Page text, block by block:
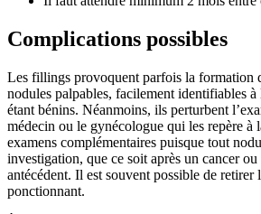
Complications possibles
Les fillings provoquent parfois la formation
nodules palpables, facilement identifiables à
étant bénins. Néanmoins, ils perturbent
médecin ou le gynécologue qui les repère à
examens complémentaires puisque tout
investigation, que ce soit après un cancer ou
antécédent. Il est souvent possible de retirer
ponctionnant.